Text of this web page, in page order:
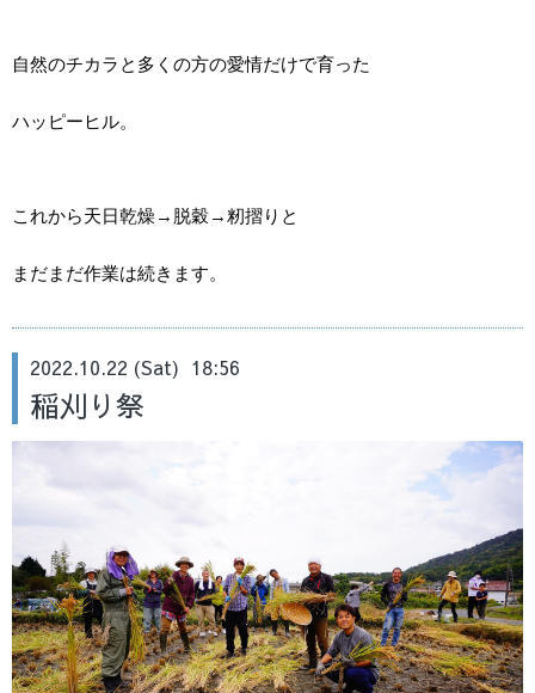
自然のチカラと多くの方の愛情だけで育った
ハッピーヒル。
これから天日乾燥→脱穀→籾摺りと
まだまだ作業は続きます。
2022.10.22 (Sat) 18:56
稲刈り祭